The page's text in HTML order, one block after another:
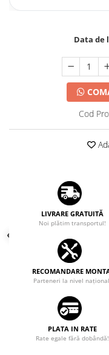
Data de
Cod
LIVRARE GRATUITĂ
Noi plătim transportul!
RECOMANDARE
Parteneri la nivel
PLATA IN RATE
Rate egale fără dobândă!